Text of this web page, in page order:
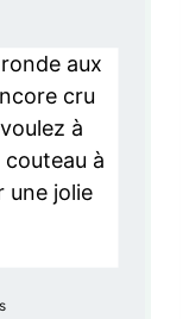
aux
cru
à
couteau à
une jolie